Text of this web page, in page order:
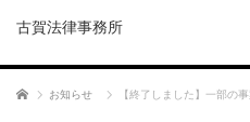
古賀法律事務所
ホーム お知らせ 【終了しました】一部の